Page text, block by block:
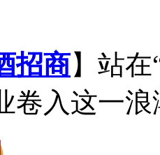
招商】站
卷入这一浪